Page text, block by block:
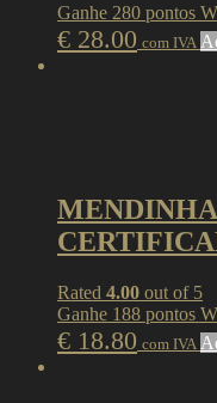
Ganhe 280 pontos
€ 28.00 com IVA
Rated 4.00 out of 5
Ganhe 188 pontos
€ 18.80 com IVA